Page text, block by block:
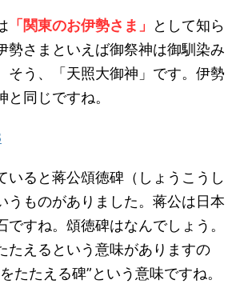
「関東のお伊勢さま」
として知ら
勢さまといえば御祭神は御馴染み
そう、「天照大御神」です。伊勢
同じですね。
いると蒋公頌徳碑（しょうこうし
うものがありました。蒋公は日本
ですね。頌徳碑はなんでしょう。
たえるという意味がありますの
たたえる碑”という意味ですね。